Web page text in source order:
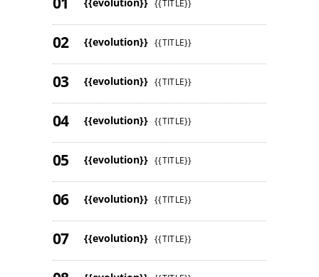
{{TITLE}}
{{evolution}} {{TITLE}}
{{evolution}} {{TITLE}}
{{evolution}} {{TITLE}}
{{evolution}} {{TITLE}}
{{evolution}} {{TITLE}}
{{evolution}} {{TITLE}}